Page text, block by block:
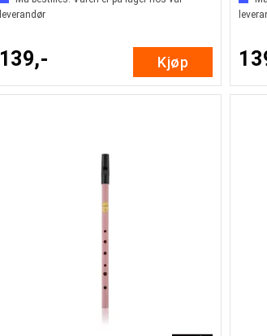
leverandør
139,- Kjøp